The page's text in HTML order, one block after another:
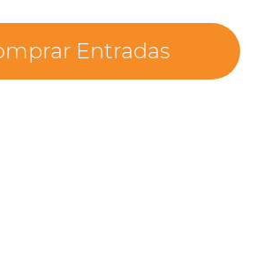
Entradas